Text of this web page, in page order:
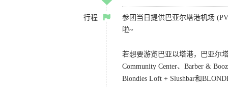
行程
参团当日提供巴亚尔塔港机场
啦~
若想要游览巴亚以塔港，巴亚尔
Community Center、Barber &
Blondies Loft + Slushbar和